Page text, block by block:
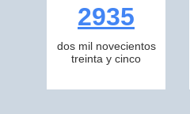
2935
dos mil novecientos
treinta y cinco